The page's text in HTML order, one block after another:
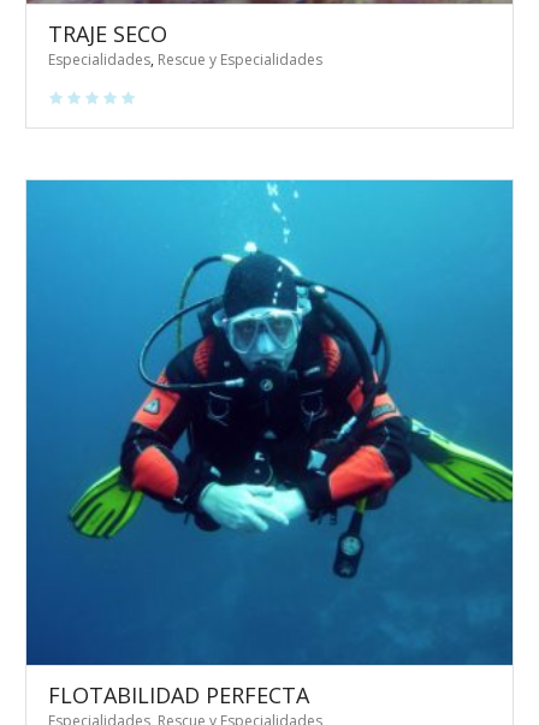
TRAJE SECO
Especialidades, Rescue y Especialidades
FLOTABILIDAD PERFECTA